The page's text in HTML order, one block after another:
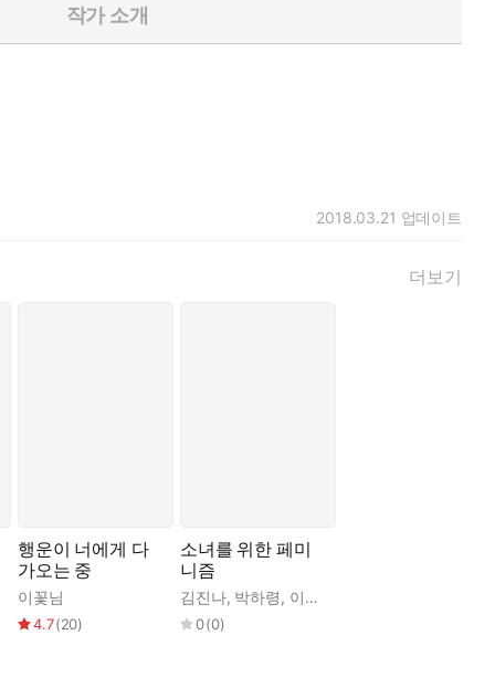
작가 소개
2018.03.21 업데이트
더보기
행운이 너에게 다
가오는 중
이꽃님
4.7(20)
소녀를 위한 페미
니즘
김진나, 박하령, 이꽃님
0(0)